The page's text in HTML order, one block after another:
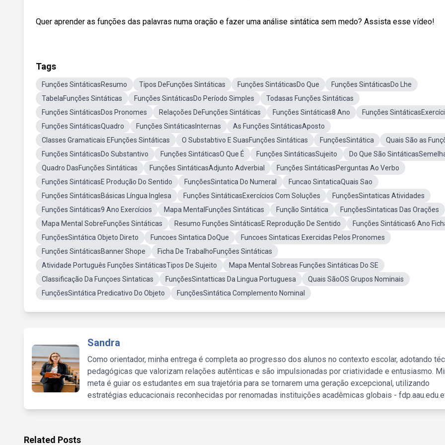
Quer aprender as funções das palavras numa oração e fazer uma análise sintática sem medo? Assista esse vídeo!
Tags
Funções SintáticasResumo Tipos DeFunções Sintáticas Funções SintáticasDo Que
Funções SintáticasDo Lhe
TabelaFunções Sintáticas
Funções SintáticasDo Período Simples
Todasas Funções Sintáticas
Funções SintáticasDos Pronomes
Relaçoões DeFunções Sintáticas Funções Sintáticas8 Ano
Funções
Funções SintáticasQuadro
Funções SintáticasInternas
As Funções SintáticasAposto
Classes Gramaticais EFunções Sintáticas
O Substabtivo E SuasFunções Sintáticas FunçõesSintática
Quais São as
Funções SintáticasDo Substantivo
Funções SintáticasO Que É Funções SintáticasSujeito
Do Que São
Quadro DasFunções Sintáticas
Funções SintáticasAdjunto Adverbial
Funções SintáticasPerguntas Ao Verbo
Funções SintáticasE Produção Do Sentido
FunçõesSintatica Do Numeral
Funcao SintaticaQuais Sao
Funções SintáticasBásicas Língua Inglesa
Funções SintáticasExercícios Com Soluções
FunçõesSintaticas Atividades
Funções Sintáticas9 Ano Exercícios
Mapa MentalFunções Sintáticas Função Sintática
FunçõesSintaticas Das Orações
Mapa Mental SobreFunções Sintáticas
Resumo Funções SintáticasE Reprodução De Sentido
Funções Sintáticas6 Ano
FunçõesSintática Objeto Direto
Funcoes Sintatica DoQue
Funcoes Sintaticas Exercidas Pelos Pronomes
Funções SintáticasBanner Shope
Ficha De TrabalhoFunções Sintáticas
Atividade Português Funções SintáticasTipos De Sujeito
Mapa Mental Sobreas Funções Sintáticas Do SE
Classificação Da Funçoes Sintaticas
FunçõesSintatticas Da Lingua Portuguesa
Quais SãoOS Grupos Nominais
FunçõesSintática Predicativo Do Objeto
FunçõesSintática Complemento Nominal
Sandra
Como orientador, minha entrega é completa ao progresso dos alunos no contexto escolar, adotando
pedagógicas que valorizam relações autênticas e são impulsionadas por criatividade e entusiasmo.
meta é guiar os estudantes em sua trajetória para se tornarem uma geração excepcional, utilizando
estratégias educacionais reconhecidas por renomadas instituições acadêmicas globais -
Related Posts